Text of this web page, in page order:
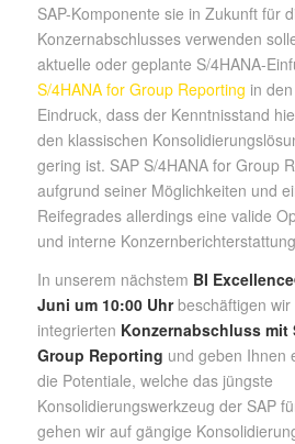
SAP-Komponente sie in Zukunft für
Konzernabschlusses verwenden
aktuelle oder geplante S/4HANA-
S/4HANA for Group Reporting in
Eindruck, dass der Kenntnisstand
den klassischen
gering ist. SAP S/4HANA for Group
aufgrund seiner Möglichkeiten und
Reifegrades allerdings eine valide
und interne
In unserem nächstem BI
Juni um 10:00 Uhrbeschäftigen wir
integrierten Konzernabschluss mit
Group Reporting und geben Ihnen
die Potentiale, welche das jüngste
Konsolidierungswerkzeug der SAP
gehen wir auf gängige